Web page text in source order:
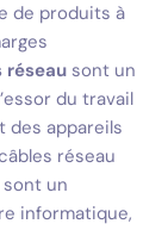
de produits à
réseau sont un
du travail
des appareils
réseau
sont un
informatique,